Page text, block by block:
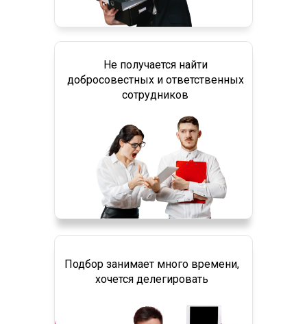
Не получается найти
добросовестных и ответственных
сотрудников
Подбор занимает много времени,
хочется делегировать